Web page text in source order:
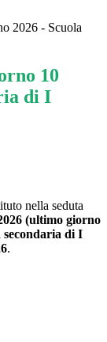
2026 - Scuola
10
di I
nella seduta
(ultimo giorno
secondaria di I
.